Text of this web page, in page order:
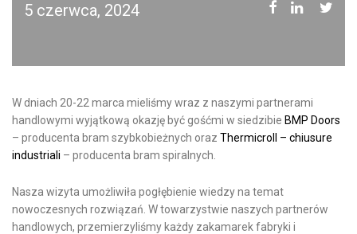
5 czerwca, 2024
W dniach 20-22 marca mieliśmy wraz z naszymi partnerami
handlowymi wyjątkową okazję być gośćmi w siedzibie BMP Doors
– producenta bram szybkobieżnych oraz Thermicroll – chiusure
industriali – producenta bram spiralnych.
Nasza wizyta umożliwiła pogłębienie wiedzy na temat
nowoczesnych rozwiązań. W towarzystwie naszych partnerów
handlowych, przemierzyliśmy każdy zakamarek fabryki i